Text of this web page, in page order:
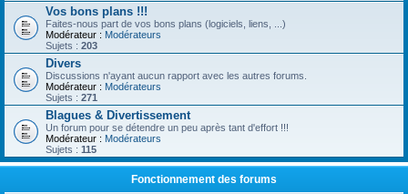
Vos bons plans !!!
Faites-nous part de vos bons plans (logiciels, liens, ...)
Modérateur : Modérateurs
Sujets : 203
Divers
Discussions n'ayant aucun rapport avec les autres forums.
Modérateur : Modérateurs
Sujets : 271
Blagues & Divertissement
Un forum pour se détendre un peu après tant d'effort !!!
Modérateur : Modérateurs
Sujets : 115
Fonctionnement des forums